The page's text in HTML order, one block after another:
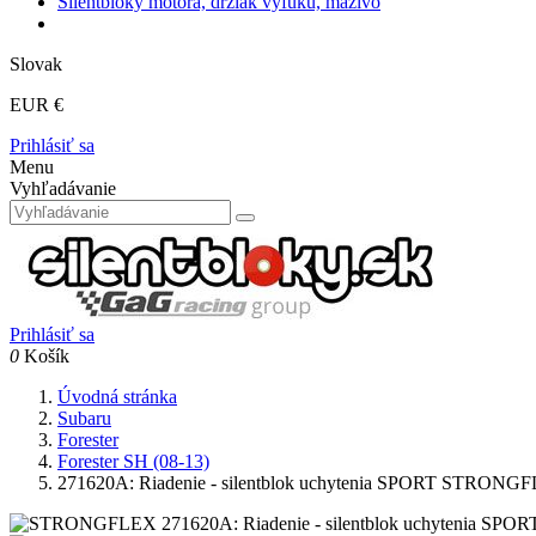
Slovak
EUR €
Prihlásiť sa
Menu
Vyhľadávanie
Prihlásiť sa
0 Košík
Úvodná stránka
Subaru
Forester
Forester SH (08-13)
271620A: Riadenie - silentblok uchytenia SPORT